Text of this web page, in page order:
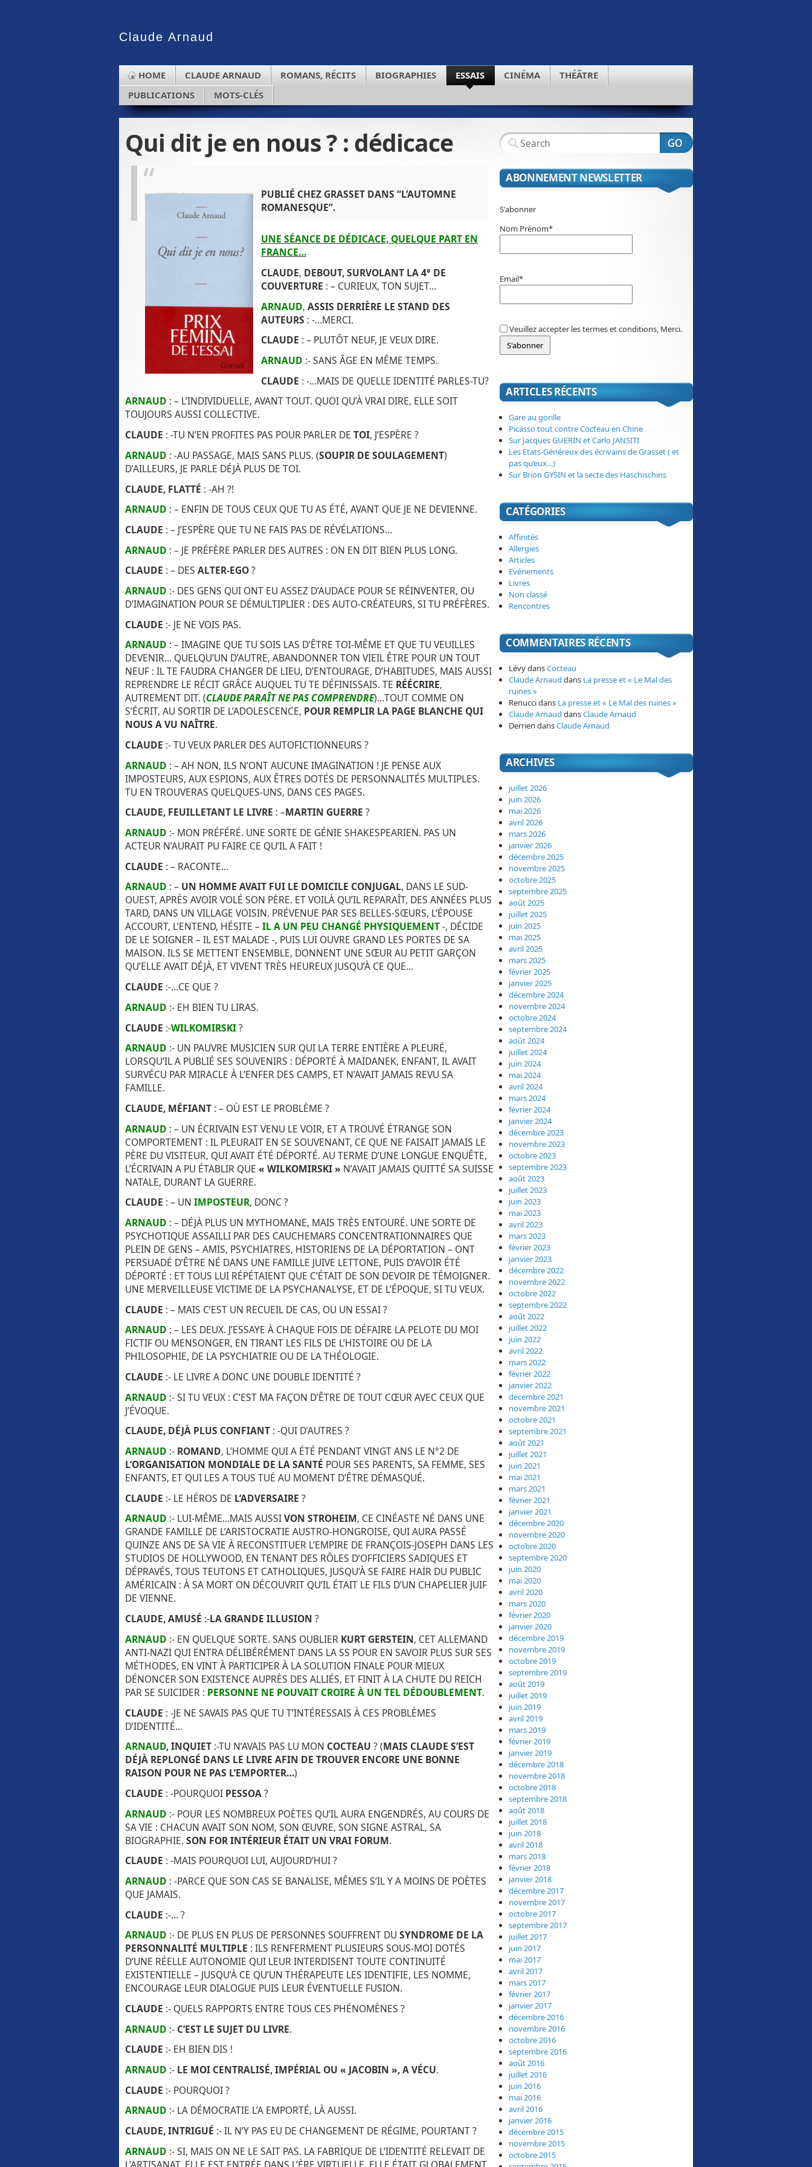
Claude Arnaud
HOME CLAUDE ARNAUD ROMANS, RÉCITS BIOGRAPHIES ESSAIS CINÉMA
THÉÂTRE
PUBLICATIONS
MOTS-CLÉS
Qui dit je en nous ? : dédicace
PUBLIÉ CHEZ GRASSET DANS “L’AUTOMNE
ROMANESQUE”.
UNE SÉANCE DE DÉDICACE, QUELQUE PART EN
FRANCE…
CLAUDE, DEBOUT, SURVOLANT LA 4° DE
COUVERTURE : – CURIEUX, TON SUJET…
ARNAUD, ASSIS DERRIÈRE LE STAND DES
AUTEURS : -…MERCI.
CLAUDE : – PLUTÔT NEUF, JE VEUX DIRE.
ARNAUD :- SANS ÂGE EN MÊME TEMPS.
CLAUDE : -…MAIS DE QUELLE IDENTITÉ PARLES-TU?
ARNAUD : – L’INDIVIDUELLE, AVANT TOUT. QUOI QU’À VRAI DIRE, ELLE SOIT
TOUJOURS AUSSI COLLECTIVE.
CLAUDE : -TU N’EN PROFITES PAS POUR PARLER DE TOI, J’ESPÈRE ?
ARNAUD : -AU PASSAGE, MAIS SANS PLUS. (SOUPIR DE SOULAGEMENT)
D’AILLEURS, JE PARLE DÉJÀ PLUS DE TOI.
CLAUDE, FLATTÉ : -AH ?!
ARNAUD : – ENFIN DE TOUS CEUX QUE TU AS ÉTÉ, AVANT QUE JE NE DEVIENNE.
CLAUDE : – J’ESPÈRE QUE TU NE FAIS PAS DE RÉVÉLATIONS…
ARNAUD : – JE PRÉFÈRE PARLER DES AUTRES : ON EN DIT BIEN PLUS LONG.
CLAUDE : – DES ALTER-EGO?
ARNAUD :- DES GENS QUI ONT EU ASSEZ D’AUDACE POUR SE RÉINVENTER, OU
D’IMAGINATION POUR SE DÉMULTIPLIER : DES AUTO-CRÉATEURS, SI TU PRÉFÈRES.
CLAUDE :- JE NE VOIS PAS.
ARNAUD : – IMAGINE QUE TU SOIS LAS D’ÊTRE TOI-MÊME ET QUE TU VEUILLES
DEVENIR… QUELQU’UN D’AUTRE, ABANDONNER TON VIEIL ÊTRE POUR UN TOUT
NEUF : IL TE FAUDRA CHANGER DE LIEU, D’ENTOURAGE, D’HABITUDES, MAIS AUSSI
REPRENDRE LE RÉCIT GRÂCE AUQUEL TU TE DÉFINISSAIS. TE RÉÉCRIRE,
AUTREMENT DIT. (CLAUDE PARAÎT NE PAS COMPRENDRE)…TOUT COMME ON
S’ÉCRIT, AU SORTIR DE L’ADOLESCENCE, POUR REMPLIR LA PAGE BLANCHE QUI
NOUS A VU NAÎTRE.
CLAUDE :- TU VEUX PARLER DES AUTOFICTIONNEURS ?
ARNAUD : – AH NON, ILS N’ONT AUCUNE IMAGINATION ! JE PENSE AUX
IMPOSTEURS, AUX ESPIONS, AUX ÊTRES DOTÉS DE PERSONNALITÉS MULTIPLES.
TU EN TROUVERAS QUELQUES-UNS, DANS CES PAGES.
CLAUDE, FEUILLETANT LE LIVRE : –MARTIN GUERRE ?
ARNAUD :- MON PRÉFÉRÉ. UNE SORTE DE GÉNIE SHAKESPEARIEN. PAS UN
ACTEUR N’AURAIT PU FAIRE CE QU’IL A FAIT !
CLAUDE : – RACONTE…
ARNAUD : – UN HOMME AVAIT FUI LE DOMICILE CONJUGAL, DANS LE SUD-
OUEST, APRÈS AVOIR VOLÉ SON PÈRE. ET VOILÀ QU’IL REPARAÎT, DES ANNÉES PLUS
TARD, DANS UN VILLAGE VOISIN. PRÉVENUE PAR SES BELLES-SŒURS, L’ÉPOUSE
ACCOURT, L’ENTEND, HÉSITE –IL A UN PEU CHANGÉ PHYSIQUEMENT-, DÉCIDE
DE LE SOIGNER – IL EST MALADE -, PUIS LUI OUVRE GRAND LES PORTES DE SA
MAISON. ILS SE METTENT ENSEMBLE, DONNENT UNE SŒUR AU PETIT GARÇON
QU’ELLE AVAIT DÉJÀ, ET VIVENT TRÈS HEUREUX JUSQU’À CE QUE…
CLAUDE :-…CE QUE ?
ARNAUD :- EH BIEN TU LIRAS.
CLAUDE :-WILKOMIRSKI?
ARNAUD :- UN PAUVRE MUSICIEN SUR QUI LA TERRE ENTIÈRE A PLEURÉ,
LORSQU’IL A PUBLIÉ SES SOUVENIRS : DÉPORTÉ À MAÏDANEK, ENFANT, IL AVAIT
SURVÉCU PAR MIRACLE À L’ENFER DES CAMPS, ET N’AVAIT JAMAIS REVU SA
FAMILLE.
CLAUDE, MÉFIANT : – OÙ EST LE PROBLÈME ?
ARNAUD : – UN ÉCRIVAIN EST VENU LE VOIR, ET A TROUVÉ ÉTRANGE SON
COMPORTEMENT : IL PLEURAIT EN SE SOUVENANT, CE QUE NE FAISAIT JAMAIS LE
PÈRE DU VISITEUR, QUI AVAIT ÉTÉ DÉPORTÉ. AU TERME D’UNE LONGUE ENQUÊTE,
L’ÉCRIVAIN A PU ÉTABLIR QUE « WILKOMIRSKI » N’AVAIT JAMAIS QUITTÉ SA SUISSE
NATALE, DURANT LA GUERRE.
CLAUDE : – UN IMPOSTEUR, DONC ?
ARNAUD : – DÉJÀ PLUS UN MYTHOMANE, MAIS TRÈS ENTOURÉ. UNE SORTE DE
PSYCHOTIQUE ASSAILLI PAR DES CAUCHEMARS CONCENTRATIONNAIRES QUE
PLEIN DE GENS – AMIS, PSYCHIATRES, HISTORIENS DE LA DÉPORTATION – ONT
PERSUADÉ D’ÊTRE NÉ DANS UNE FAMILLE JUIVE LETTONE, PUIS D’AVOIR ÉTÉ
DÉPORTÉ : ET TOUS LUI RÉPÉTAIENT QUE C’ÉTAIT DE SON DEVOIR DE TÉMOIGNER.
UNE MERVEILLEUSE VICTIME DE LA PSYCHANALYSE, ET DE L’ÉPOQUE, SI TU VEUX.
CLAUDE : – MAIS C’EST UN RECUEIL DE CAS, OU UN ESSAI ?
ARNAUD : – LES DEUX. J’ESSAYE À CHAQUE FOIS DE DÉFAIRE LA PELOTE DU MOI
FICTIF OU MENSONGER, EN TIRANT LES FILS DE L’HISTOIRE OU DE LA
PHILOSOPHIE, DE LA PSYCHIATRIE OU DE LA THÉOLOGIE.
CLAUDE :- LE LIVRE A DONC UNE DOUBLE IDENTITÉ ?
ARNAUD :- SI TU VEUX : C’EST MA FAÇON D’ÊTRE DE TOUT CŒUR AVEC CEUX QUE
J’ÉVOQUE.
CLAUDE, DÉJÀ PLUS CONFIANT : -QUI D’AUTRES ?
ARNAUD :- ROMAND, L’HOMME QUI A ÉTÉ PENDANT VINGT ANS LE N°2 DE
L’ORGANISATION MONDIALE DE LA SANTÉ POUR SES PARENTS, SA FEMME, SES
ENFANTS, ET QUI LES A TOUS TUÉ AU MOMENT D’ÊTRE DÉMASQUÉ.
CLAUDE :- LE HÉROS DE L’ADVERSAIRE ?
ARNAUD :- LUI-MÊME…MAIS AUSSIVON STROHEIM, CE CINÉASTE NÉ DANS UNE
GRANDE FAMILLE DE L’ARISTOCRATIE AUSTRO-HONGROISE, QUI AURA PASSÉ
QUINZE ANS DE SA VIE À RECONSTITUER L’EMPIRE DE FRANÇOIS-JOSEPH DANS LES
STUDIOS DE HOLLYWOOD, EN TENANT DES RÔLES D’OFFICIERS SADIQUES ET
DÉPRAVÉS, TOUS TEUTONS ET CATHOLIQUES, JUSQU’À SE FAIRE HAÏR DU PUBLIC
AMÉRICAIN : À SA MORT ON DÉCOUVRIT QU’IL ÉTAIT LE FILS D’UN CHAPELIER JUIF
DE VIENNE.
CLAUDE, AMUSÉ :-LA GRANDE ILLUSION ?
ARNAUD :- EN QUELQUE SORTE. SANS OUBLIER KURT GERSTEIN, CET ALLEMAND
ANTI-NAZI QUI ENTRA DÉLIBÉRÉMENT DANS LA SS POUR EN SAVOIR PLUS SUR SES
MÉTHODES, EN VINT À PARTICIPER À LA SOLUTION FINALE POUR MIEUX
DÉNONCER SON EXISTENCE AUPRÈS DES ALLIÉS, ET FINIT À LA CHUTE DU REICH
PAR SE SUICIDER : PERSONNE NE POUVAIT CROIRE À UN TEL DÉDOUBLEMENT.
CLAUDE : -JE NE SAVAIS PAS QUE TU T’INTÉRESSAIS À CES PROBLÈMES
D’IDENTITÉ…
ARNAUD, INQUIET :-TU N’AVAIS PAS LU MON COCTEAU ? (MAIS CLAUDE S’EST
DÉJÀ REPLONGÉ DANS LE LIVRE AFIN DE TROUVER ENCORE UNE BONNE
RAISON POUR NE PAS L’EMPORTER…)
CLAUDE : -POURQUOI PESSOA?
ARNAUD :- POUR LES NOMBREUX POÈTES QU’IL AURA ENGENDRÉS, AU COURS DE
SA VIE : CHACUN AVAIT SON NOM, SON ŒUVRE, SON SIGNE ASTRAL, SA
BIOGRAPHIE. SON FOR INTÉRIEUR ÉTAIT UN VRAI FORUM.
CLAUDE : -MAIS POURQUOI LUI, AUJOURD’HUI ?
ARNAUD : -PARCE QUE SON CAS SE BANALISE, MÊMES S‘IL Y A MOINS DE POÈTES
QUE JAMAIS.
CLAUDE :-… ?
ARNAUD :- DE PLUS EN PLUS DE PERSONNES SOUFFRENT DU SYNDROME DE LA
PERSONNALITÉ MULTIPLE : ILS RENFERMENT PLUSIEURS SOUS-MOI DOTÉS
D’UNE RÉELLE AUTONOMIE QUI LEUR INTERDISENT TOUTE CONTINUITÉ
EXISTENTIELLE – JUSQU’À CE QU’UN THÉRAPEUTE LES IDENTIFIE, LES NOMME,
ENCOURAGE LEUR DIALOGUE PUIS LEUR ÉVENTUELLE FUSION.
CLAUDE :- QUELS RAPPORTS ENTRE TOUS CES PHÉNOMÈNES ?
ARNAUD :- C’EST LE SUJET DU LIVRE.
CLAUDE :- EH BIEN DIS !
ARNAUD :- LE MOI CENTRALISÉ, IMPÉRIAL OU « JACOBIN », A VÉCU.
CLAUDE :- POURQUOI ?
ARNAUD :- LA DÉMOCRATIE L’A EMPORTÉ, LÀ AUSSI.
CLAUDE, INTRIGUÉ :- IL N’Y PAS EU DE CHANGEMENT DE RÉGIME, POURTANT ?
ARNAUD :- SI, MAIS ON NE LE SAIT PAS. LA FABRIQUE DE L’IDENTITÉ RELEVAIT DE
ABONNEMENT NEWSLETTER
S'abonner
Nom Prénom*
Email*
Veuillez accepter les termes et conditions, Merci.
ARTICLES RÉCENTS
Gare au gorille
Picasso tout contre Cocteau en Chine
Sur Jacques GUERIN et Carlo JANSITI
Les Etats-Généreux des écrivains de Grasset ( et
pas qu’eux…)
Sur Brion GYSIN et la secte des Haschischins
CATÉGORIES
Affinités
Allergies
Articles
Evénements
Livres
Non classé
Rencontres
COMMENTAIRES RÉCENTS
LévydansCocteau
Claude Arnaud dans La presse et « Le Mal des
ruines »
Renuccidans La presse et « Le Mal des ruines »
Claude Arnaud dansClaude Arnaud
Derrien dansClaude Arnaud
ARCHIVES
juillet 2026
juin 2026
mai 2026
avril 2026
mars 2026
janvier 2026
décembre 2025
novembre 2025
octobre 2025
septembre 2025
août 2025
juillet 2025
juin 2025
mai 2025
avril 2025
mars 2025
février 2025
janvier 2025
décembre 2024
novembre 2024
octobre 2024
septembre 2024
août 2024
juillet 2024
juin 2024
mai 2024
avril 2024
mars 2024
février 2024
janvier 2024
décembre 2023
novembre 2023
octobre 2023
septembre 2023
août 2023
juillet 2023
juin 2023
mai 2023
avril 2023
mars 2023
février 2023
janvier 2023
décembre 2022
novembre 2022
octobre 2022
septembre 2022
août 2022
juillet 2022
juin 2022
avril 2022
mars 2022
février 2022
janvier 2022
décembre 2021
novembre 2021
octobre 2021
septembre 2021
août 2021
juillet 2021
juin 2021
mai 2021
mars 2021
février 2021
janvier 2021
décembre 2020
novembre 2020
octobre 2020
septembre 2020
juin 2020
mai 2020
avril 2020
mars 2020
février 2020
janvier 2020
décembre 2019
novembre 2019
octobre 2019
septembre 2019
août 2019
juillet 2019
juin 2019
avril 2019
mars 2019
février 2019
janvier 2019
décembre 2018
novembre 2018
octobre 2018
septembre 2018
août 2018
juillet 2018
juin 2018
avril 2018
mars 2018
février 2018
janvier 2018
décembre 2017
novembre 2017
octobre 2017
septembre 2017
juillet 2017
juin 2017
mai 2017
avril 2017
mars 2017
février 2017
janvier 2017
décembre 2016
novembre 2016
octobre 2016
septembre 2016
août 2016
juillet 2016
juin 2016
mai 2016
avril 2016
janvier 2016
décembre 2015
novembre 2015
octobre 2015